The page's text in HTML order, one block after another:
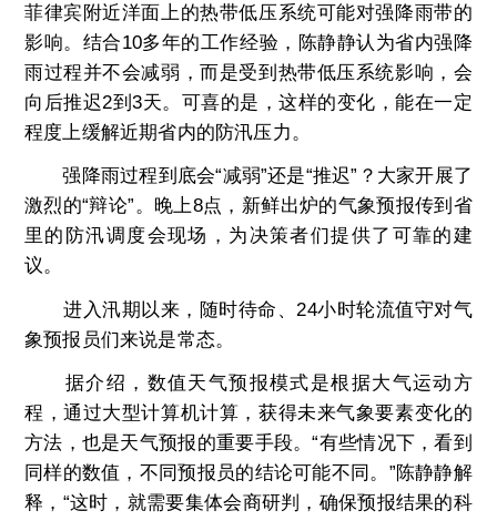
菲律宾附近洋面上的热带低压系统可能对强降雨带的
影响。结合10多年的工作经验，陈静静认为省内强降
雨过程并不会减弱，而是受到热带低压系统影响，会
向后推迟2到3天。可喜的是，这样的变化，能在一定
程度上缓解近期省内的防汛压力。
强降雨过程到底会“减弱”还是“推迟”？大家开展了
激烈的“辩论”。晚上8点，新鲜出炉的气象预报传到省
里的防汛调度会现场，为决策者们提供了可靠的建
议。
进入汛期以来，随时待命、24小时轮流值守对气
象预报员们来说是常态。
据介绍，数值天气预报模式是根据大气运动方
程，通过大型计算机计算，获得未来气象要素变化的
方法，也是天气预报的重要手段。“有些情况下，看到
同样的数值，不同预报员的结论可能不同。”陈静静解
释，“这时，就需要集体会商研判，确保预报结果的科